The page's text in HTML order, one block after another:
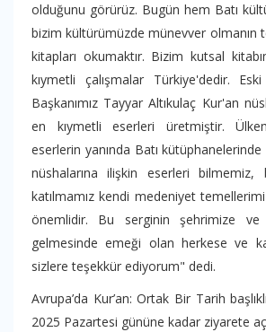
olduğunu görürüz. Bugün hem Batı
bizim kültürümüzde münevver olmanın
kitapları okumaktır. Bizim kutsal
kıymetli çalışmalar Türkiye'dedir.
Başkanımız Tayyar Altıkulaç Kur'an
en kıymetli eserleri üretmiştir.
eserlerin yanında Batı
nüshalarına ilişkin eserleri bilmemiz,
katılmamız kendi medeniyet
önemlidir. Bu serginin şehrimize ve
gelmesinde emeği olan herkese ve
sizlere teşekkür ediyorum" dedi.
Avrupa’da Kur’an: Ortak Bir Tarih
2025 Pazartesi gününe kadar ziyarete